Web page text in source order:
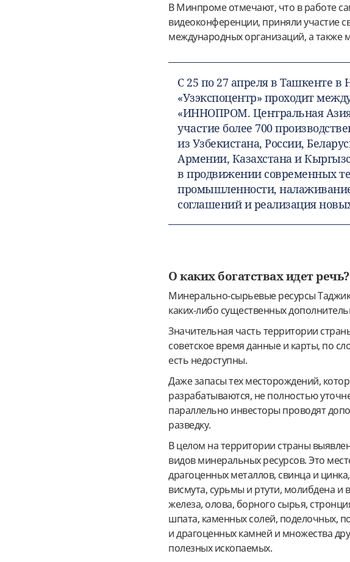
В Минпроме отмечают, что в работе
видеоконференции, приняли участие
международных организаций, а
С 25 по 27 апреля в Ташкенте
«Узэкспоцентр» проходит
«ИННОПРОМ. Центральная
участие более 700
из Узбекистана, России,
Армении, Казахстана и
в продвижении современных
промышленности,
соглашений и реализация
О каких богатствах идет речь?
Минерально-сырьевые ресурсы
каких-либо существенных
Значительная часть территории
советское время данные и карты, по
есть недоступны.
Даже запасы тех месторождений,
разрабатываются, не полностью
параллельно инвесторы проводят
разведку.
В целом на территории страны
видов минеральных ресурсов. Это
драгоценных металлов, свинца и
висмута, сурьмы и ртути, молибдена и
железа, олова, борного сырья,
шпата, каменных солей, поделочных,
и драгоценных камней и множества
полезных ископаемых.